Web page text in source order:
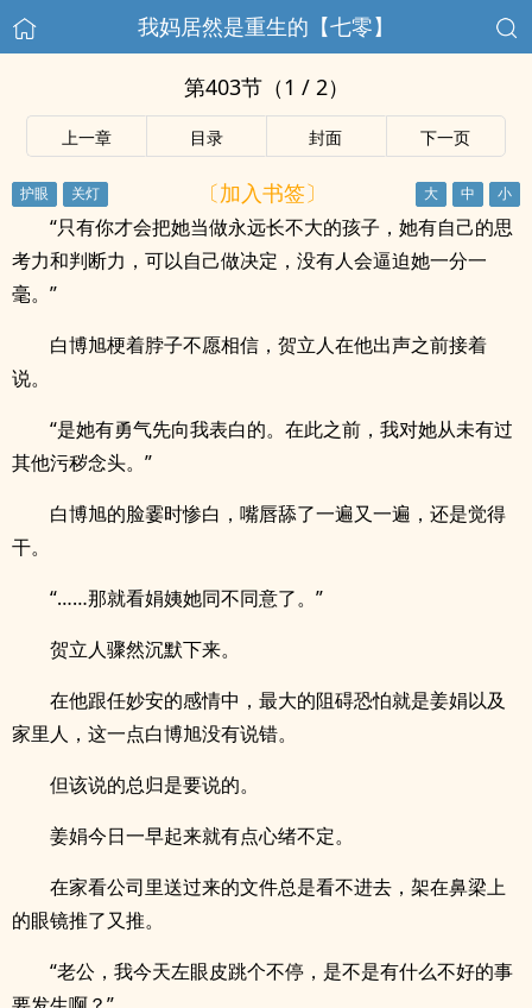
我妈居然是重生的【七零】
第403节（1 / 2）
上一章 目录 封面 下一页
〔加入书签〕
“只有你才会把她当做永远长不大的孩子，她有自己的思
考力和判断力，可以自己做决定，没有人会逼迫她一分一
毫。”
白博旭梗着脖子不愿相信，贺立人在他出声之前接着
说。
“是她有勇气先向我表白的。在此之前，我对她从未有过
其他污秽念头。”
白博旭的脸霎时惨白，嘴唇舔了一遍又一遍，还是觉得
干。
“……那就看娟姨她同不同意了。”
贺立人骤然沉默下来。
在他跟任妙安的感情中，最大的阻碍恐怕就是姜娟以及
家里人，这一点白博旭没有说错。
但该说的总归是要说的。
姜娟今日一早起来就有点心绪不定。
在家看公司里送过来的文件总是看不进去，架在鼻梁上
的眼镜推了又推。
“老公，我今天左眼皮跳个不停，是不是有什么不好的事